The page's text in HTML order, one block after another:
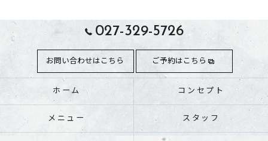
027-329-5726
お問い合わせはこちら ご予約はこちら
ホーム コンセプト
メニュー スタッフ